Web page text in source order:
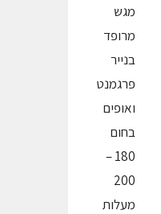
מגש
מרופד
בנייר
פרגמנט
ואופים
בחום
180 –
200
מעלות